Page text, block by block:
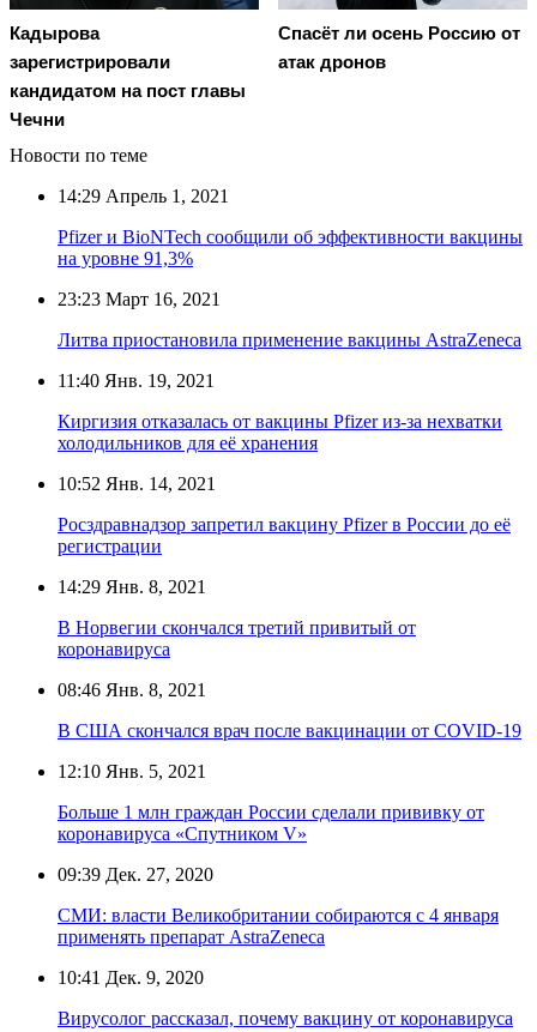
Кадырова
зарегистрировали
кандидатом на пост главы
Чечни
Спасёт ли осень Россию от
атак дронов
Новости по теме
14:29 Апрель 1, 2021
Pfizer и BioNTech сообщили об эффективности вакцины
на уровне 91,3%
23:23 Март 16, 2021
Литва приостановила применение вакцины AstraZeneca
11:40 Янв. 19, 2021
Киргизия отказалась от вакцины Pfizer из-за нехватки
холодильников для её хранения
10:52 Янв. 14, 2021
Росздравнадзор запретил вакцину Pfizer в России до её
регистрации
14:29 Янв. 8, 2021
В Норвегии скончался третий привитый от
коронавируса
08:46 Янв. 8, 2021
В США скончался врач после вакцинации от COVID-19
12:10 Янв. 5, 2021
Больше 1 млн граждан России сделали прививку от
коронавируса «Спутником V»
09:39 Дек. 27, 2020
СМИ: власти Великобритании собираются с 4 января
применять препарат AstraZeneca
10:41 Дек. 9, 2020
Вирусолог рассказал, почему вакцину от коронавируса